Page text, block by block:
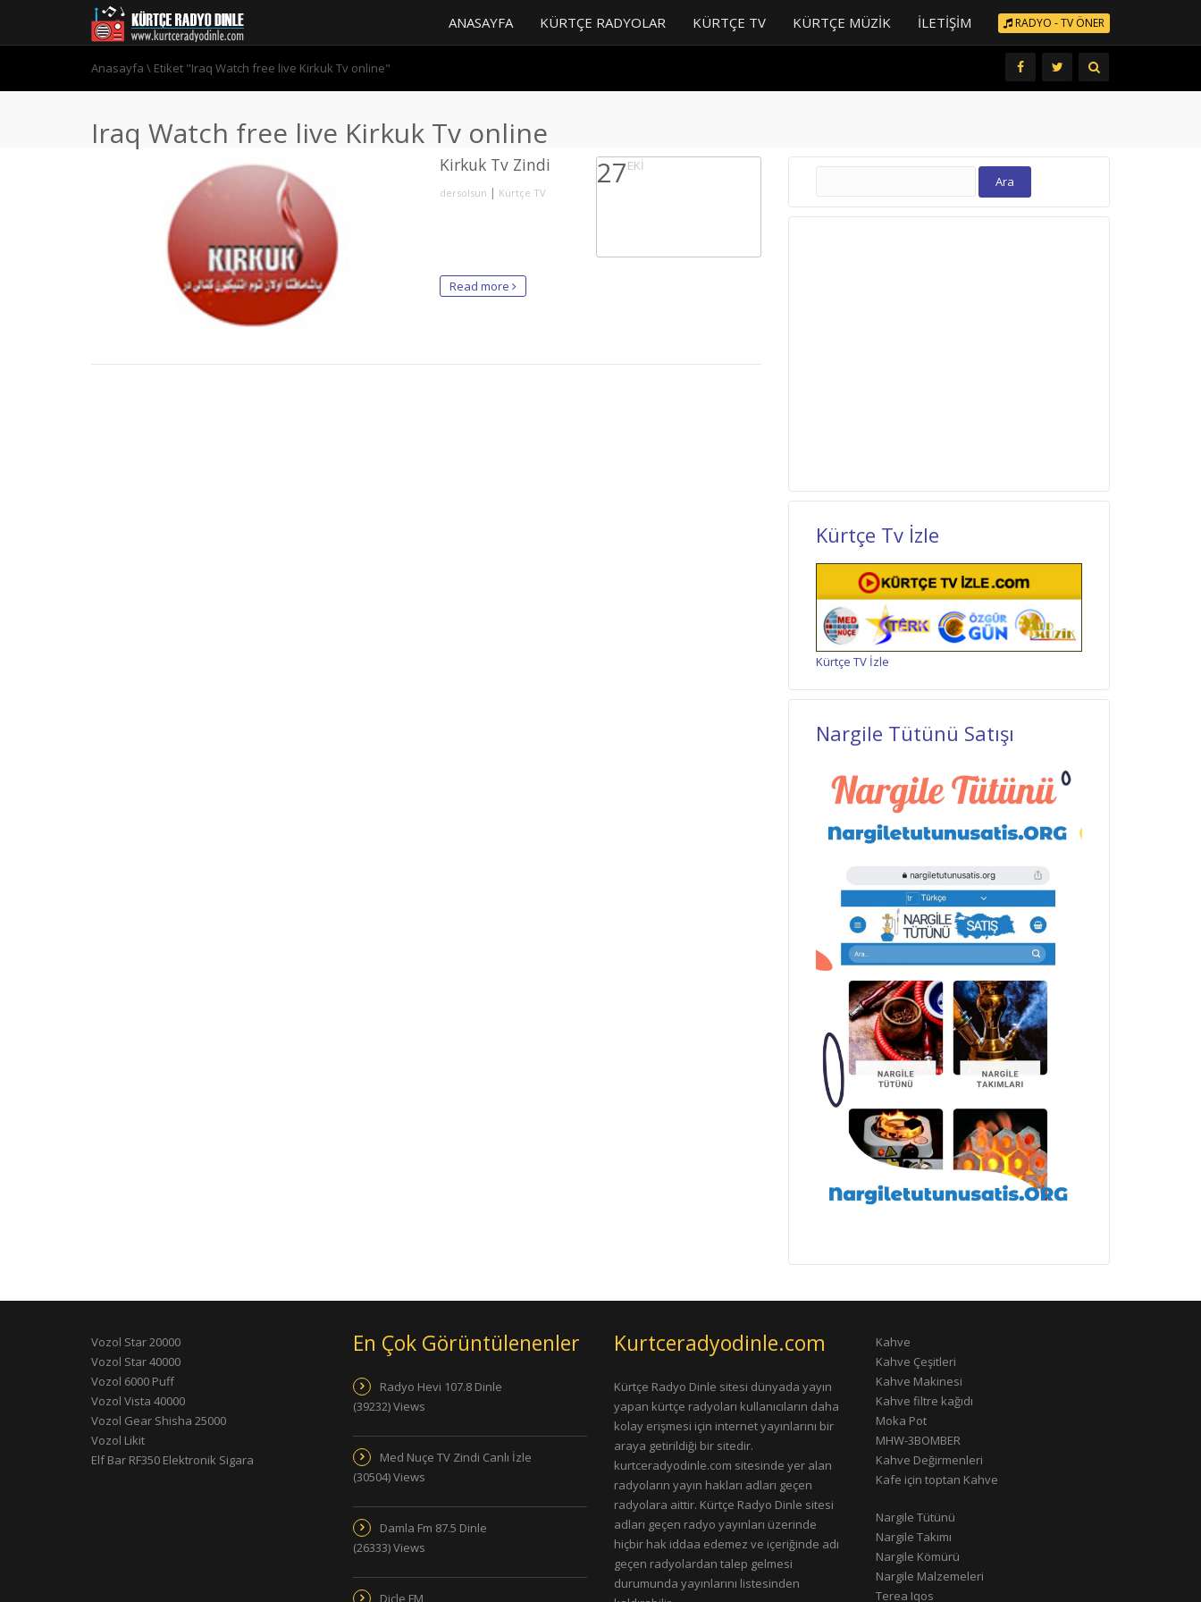
RADYO - TV ÖNER
ANASAYFA KÜRTÇE RADYOLAR KÜRTÇE TV KÜRTÇE MÜZIK İLETIŞIM
Anasayfa \ Etiket "Iraq Watch free live Kirkuk Tv online"
Iraq Watch free live Kirkuk Tv online
Kirkuk Tv Zindi
dersolsun | Kürtçe TV
27EKI
Read more
Arama:
Kürtçe Tv İzle
Kürtçe TV İzle
Nargile Tütünü Satışı
Vozol Star 20000
Vozol Star 40000
Vozol 6000 Puff
Vozol Vista 40000
Vozol Gear Shisha 25000
Vozol Likit
Elf Bar RF350 Elektronik Sigara
En Çok Görüntülenenler
Radyo Hevi 107.8 Dinle
(39232) Views
Med Nuçe TV Zindi Canlı İzle
(30504) Views
Damla Fm 87.5 Dinle
(26333) Views
Kurtceradyodinle.com
Kürtçe Radyo Dinle sitesi dünyada yayın
yapan kürtçe radyoları kullanıcıların daha
kolay erişmesi için internet yayınlarını bir
araya getirildiği bir sitedir.
kurtceradyodinle.com sitesinde yer alan
radyoların yayın hakları adları geçen
radyolara aittir. Kürtçe Radyo Dinle sitesi
adları geçen radyo yayınları üzerinde
hiçbir hak iddaa edemez ve içeriğinde adı
geçen radyolardan talep gelmesi
durumunda yayınlarını listesinden
Kahve
Kahve Çeşitleri
Kahve Makinesi
Kahve filtre kağıdı
Moka Pot
MHW-3BOMBER
Kahve Değirmenleri
Kafe için toptan Kahve
Nargile Tütünü
Nargile Takımı
Nargile Kömürü
Nargile Malzemeleri
Terea Iqos